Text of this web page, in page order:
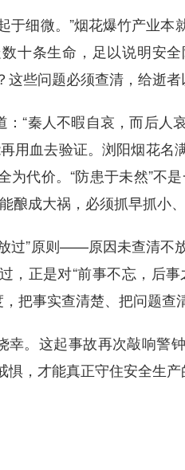
于细微。”烟花爆竹产业
十条生命，足以说明安
些问题必须查清，给逝者
“秦人不暇自哀，而后人
用血去验证。浏阳烟花名
为代价。“防患于未然”不
酿成大祸，必须抓早抓小、
过”原则——原因未查清不
，正是对“前事不忘，后
把事实查清楚、把问题查
幸。这起事故再次敲响警
，才能真正守住安全生